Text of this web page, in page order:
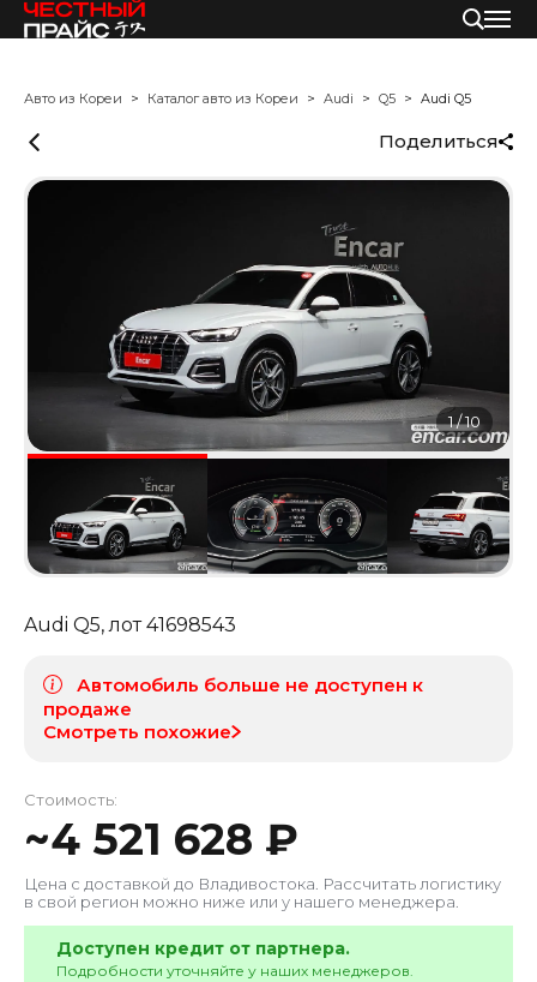
Авто из Кореи Каталог авто из Кореи Audi Q5 Audi Q5
Поделиться
1/10
Audi Q5, лот41698543
Автомобиль больше не доступен к
продаже
Смотреть похожие
Стоимость:
~4 521 628 ₽
Цена с доставкой до Владивостока. Рассчитать логистику
в свой регион можно ниже или у нашего менеджера.
Доступен кредит от партнера.
Подробности уточняйте у наших менеджеров.